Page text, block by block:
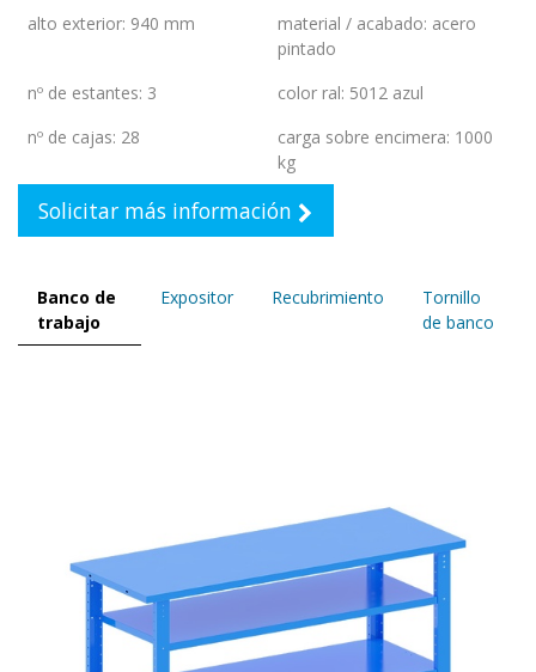
alto exterior: 940 mm material / acabado: acero
pintado
nº de estantes: 3 color ral: 5012 azul
nº de cajas: 28 carga sobre encimera: 1000
kg
Solicitar más información
Banco de
trabajo
Expositor Recubrimiento
Tornillo
de banco